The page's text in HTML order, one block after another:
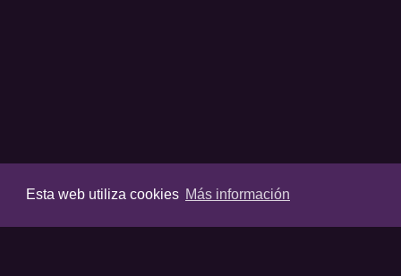
Esta web utiliza cookies Más información